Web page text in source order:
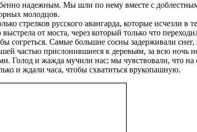
надежным. Мы шли по нему вместе с
молодцов.
стрелков русского авангарда, которые исчезли в
от моста, через который только что
Самые большие сосны задерживали снег,
частью прислонившиеся к деревьям, за всю ночь не
Голод и жажда мучили нас; мы чувствовали, что
и ждали часа, чтобы схватиться врукопашную.